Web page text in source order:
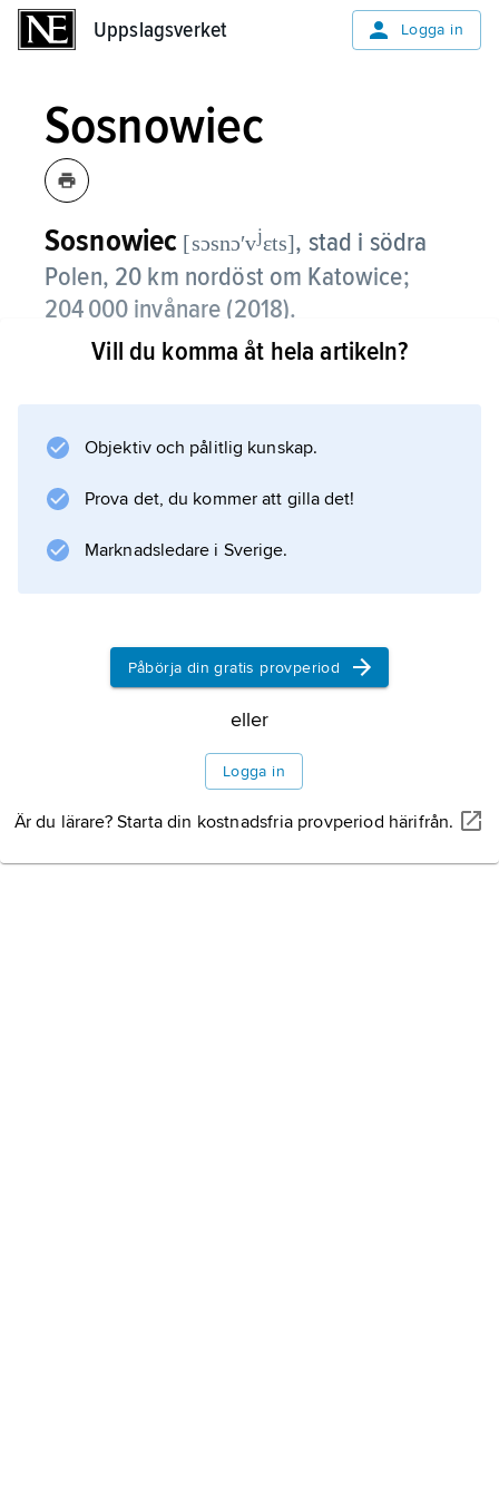
Uppslagsverket Logga in
Sosnowiec
Sosnowiec [sɔsnɔʹvjɛts], stad i södra
Polen, 20 km nordöst om Katowice;
204 000 invånare (2018).
Sosnowiec, som ligger i industridistriktet
järnvägsknut. Kring Sosnowiec ligger ett antal
Den traditionella industrin har under 2000-
talet kompletterats med handels- och
tjänsteföretag.
Information om artikeln
Vill du komma åt hela artikeln?
Objektiv och pålitlig kunskap.
Prova det, du kommer att gilla det!
Marknadsledare i Sverige.
Påbörja din gratis provperiod
eller
Logga in
Är du lärare? Starta din kostnadsfria provperiod härifrån.